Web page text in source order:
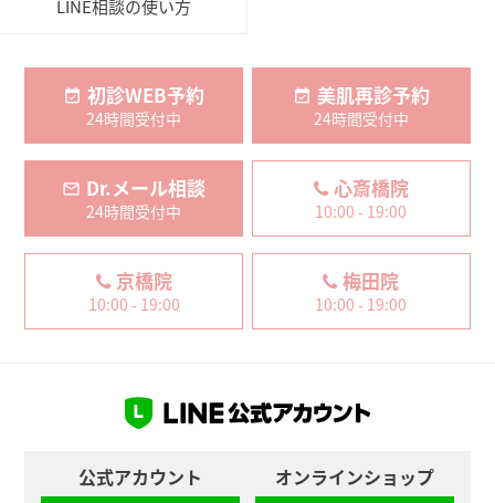
LINE相談の使い方
初診WEB予約
24時間受付中
美肌再診予約
24時間受付中
Dr.メール相談
24時間受付中
心斎橋院
10:00 - 19:00
京橋院
10:00 - 19:00
梅田院
10:00 - 19:00
公式アカウント オンラインショップ